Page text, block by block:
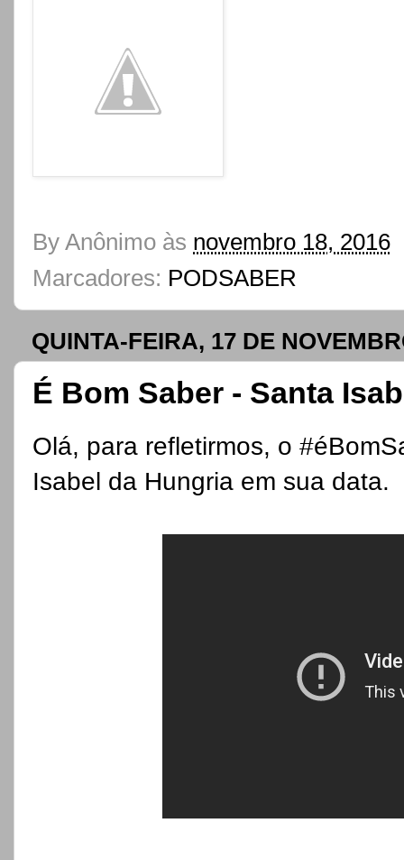
By Anônimo às novembro 18, 2016
Marcadores: PODSABER
QUINTA-FEIRA, 17 DE
É Bom Saber - Santa
Olá, para refletirmos, o
Isabel da Hungria em sua data.